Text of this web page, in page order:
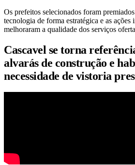
Os prefeitos selecionados foram
tecnologia de forma estratégica e as ações
melhoraram a qualidade dos serviços
Cascavel se torna
alvarás de construção e
necessidade de vistoria